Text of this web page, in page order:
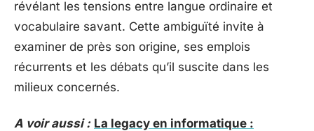
révélant les tensions entre langue ordinaire et
vocabulaire savant. Cette ambiguïté invite à
examiner de près son origine, ses emplois
récurrents et les débats qu’il suscite dans les
milieux concernés.
A voir aussi : La legacy en informatique :